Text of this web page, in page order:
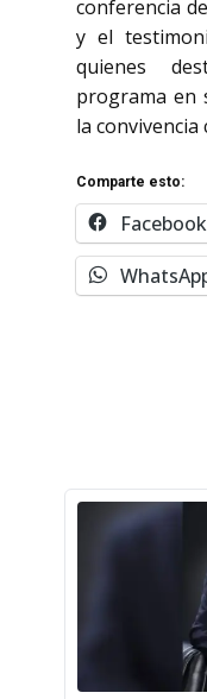
conferencia
y el
quienes
programa en
la convivencia
Comparte esto:
Facebook